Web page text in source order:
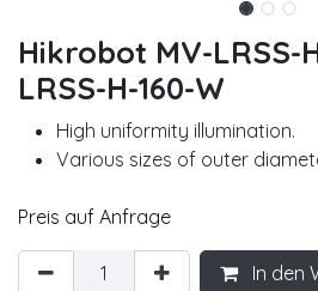
Hikrobot MV-LRSS-
LRSS-H-160-W
High uniformity illumination.
Various sizes of outer
Preis auf Anfrage
In den